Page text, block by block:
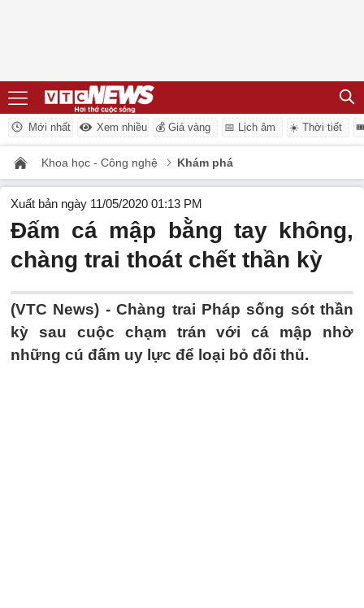
Mới nhất Xem nhiều 💰 Giá vàng 📅 Lịch âm ☀️ Thời tiết
Khoa học - Công nghệ Khám phá
Xuất bản ngày 11/05/2020 01:13 PM
Đấm cá mập bằng tay không,
chàng trai thoát chết thần kỳ
(VTC News) -Chàng trai Pháp sống sót thần
kỳ sau cuộc chạm trán với cá mập nhờ
những cú đấm uy lực để loại bỏ đối thủ.